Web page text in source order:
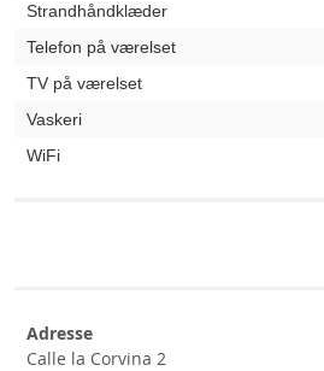
Strandhåndklæder
Telefon på værelset
TV på værelset
Vaskeri
WiFi
Adresse
Calle la Corvina 2